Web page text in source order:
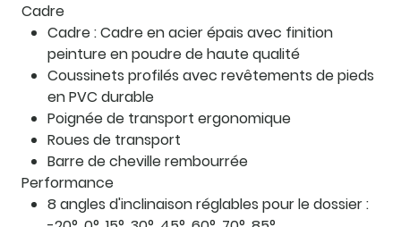
Cadre
Cadre : Cadre en acier épais avec finition
peinture en poudre de haute qualité
Coussinets profilés avec revêtements de pieds
en PVC durable
Poignée de transport ergonomique
Roues de transport
Barre de cheville rembourrée
Performance
8 angles d'inclinaison réglables pour le dossier :